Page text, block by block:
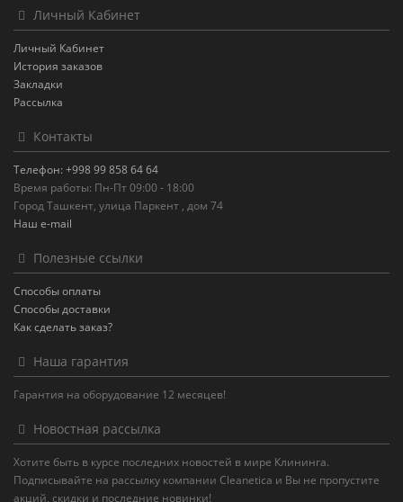
Личный Кабинет
Личный Кабинет
История заказов
Закладки
Рассылка
Контакты
Телефон: +998 99 858 64 64
Время работы: Пн-Пт 09:00 - 18:00
Город Ташкент, улица Паркент , дом 74
Наш e-mail
Полезные ссылки
Способы оплаты
Способы доставки
Как сделать заказ?
Наша гарантия
Гарантия на оборудование 12 месяцев!
Новостная рассылка
Хотите быть в курсе последних новостей в мире Клининга.
Подписывайте на рассылку компании Cleanetica и Вы не пропустите
акций, скидки и последние новинки!